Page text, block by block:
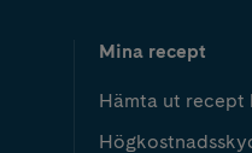
Mina recept
Hämta ut recept